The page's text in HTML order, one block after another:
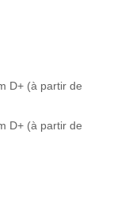
D+ (à partir de
D+ (à partir de